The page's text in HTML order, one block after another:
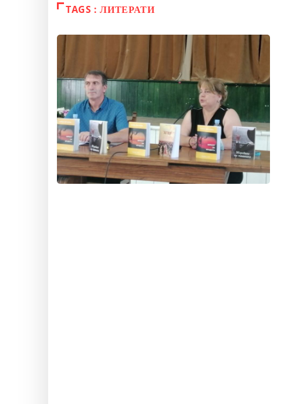
TAGS : ЛИТЕРАТИ